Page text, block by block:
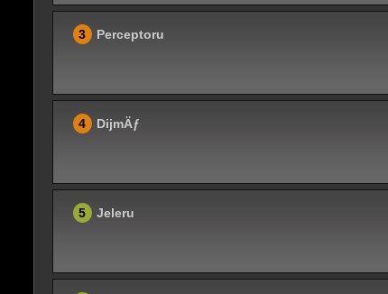
3 Perceptoru
4 DijmÄƒ
5 Jeleru